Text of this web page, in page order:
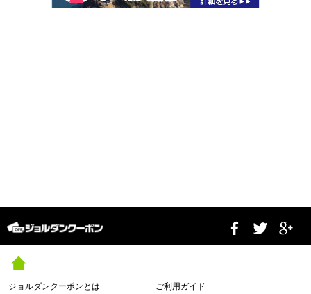
ジョルダンクーポンとは ご利用ガイド